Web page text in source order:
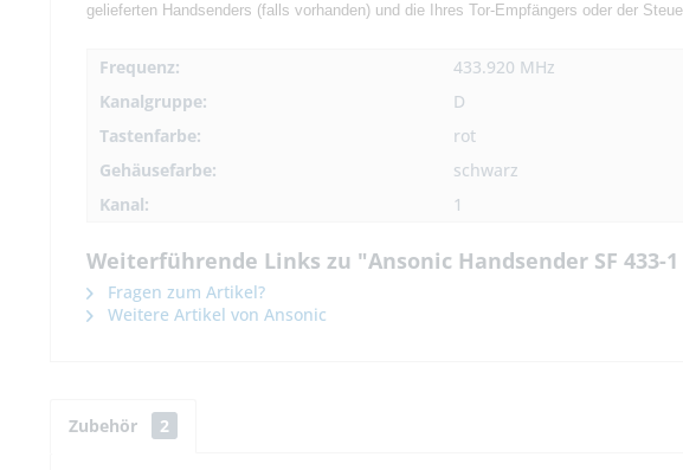
gelieferten Handsenders (falls vorhanden) und die Ihres Tor-Empfängers oder der
Frequenz:
433.920 MHz
Kanalgruppe:
D
Tastenfarbe:
rot
Gehäusefarbe:
schwarz
Kanal:
1
Weiterführende Links zu "Ansonic Handsender SF 433-1
Fragen zum Artikel?
Weitere Artikel von Ansonic
Zubehör 2